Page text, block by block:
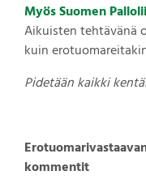
Myös Suomen
Aikuisten tehtävänä
kuin
Pidetään kaikki
kommentit